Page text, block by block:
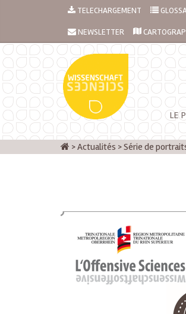
TELECHARGEMENT
NEWSLETTER
LE
>Actualités >Série de